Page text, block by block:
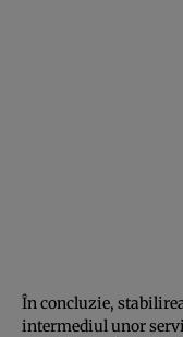
În concluzie,
intermediul unor